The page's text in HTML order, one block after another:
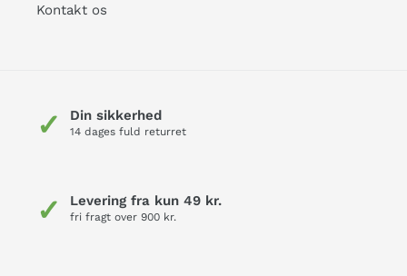
Kontakt os
✓ Din sikkerhed
14 dages fuld returret
✓ Levering fra kun 49 kr.
fri fragt over 900 kr.